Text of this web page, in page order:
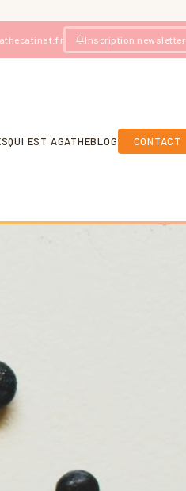
Inscription newsletter
QUI EST AGATHEBLOG CONTACT